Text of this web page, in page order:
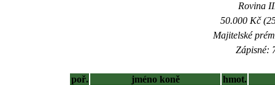
Rovina
50.000 Kč
Majitelské
Zápisné:
poř. jméno koně
hmot.